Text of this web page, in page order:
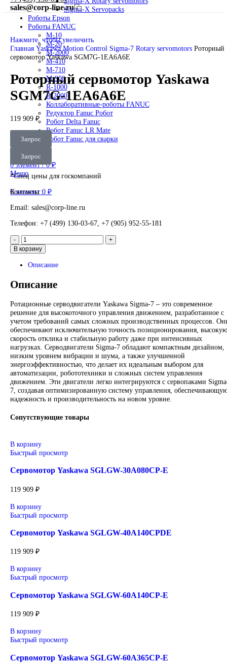
Special Application Drives
Motion Control
Direct drive motors
Linear servomotors
Sigma-7 Rotary servomotors
Sigma-7 Servopacks
Sigma-X Rotary servomotors
Sigma-X Servopacks
Роботы Epson
Роботы FANUC
M-10
M-20
M-2000
M-410
M-710
R-1000
R-2000
Коллаборативные-роботы FANUC
Робот Fanuc LR Mate
Робот Fanuc для сварки
Поиск
0элемент
0
Главная
О Комании
Оплата
Доставка
Контакты
+7 (499) 130-03-67
sales@corp-line.ru
Нажмите, чтобы увеличить
ГлавнаяYaskawaMotion Control
сервомотор Yaskawa SGM7G-1EA6A6E
Роторный сервомотор
SGM7G-1EA6A6E
119 909₽
Запрос
Запрос
*Спец цены для госкомпаний
Контакты :
Телефон: +7 (499) 130-03-67, +7 (905) 952-55-181
В корзину
Описание
Описание
решение для высокоточного управления движением,
скорость отклика и стабильную работу даже при
нагрузках. Серводвигатели Sigma-7 обладают компактным
низким уровнем вибрации и шума, а также улучшенной
энергоэффективностью, что делает их идеальным выбором
автоматизации, робототехники и сложных систем
7, создавая оптимизированную систему управления,
надежность и производительность на новом уровне.
Сопутствующие товары
В корзину
Быстрый просмотр
Сервомотор Yaskawa SGLGW-30A080CP-E
119 909
В корзину